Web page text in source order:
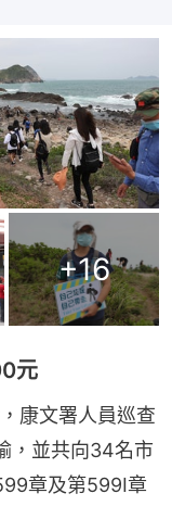
+16
元
康文署人員巡查
，並共向34名市
章及第599I章